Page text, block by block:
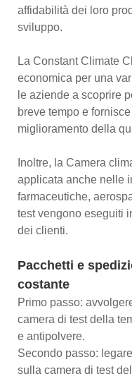
affidabilità dei loro
sviluppo.
La Constant Climate
economica per una
le aziende a scoprire
breve tempo e
miglioramento della
Inoltre, la Camera
applicata anche nelle
farmaceutiche,
test vengono eseguiti
dei clienti.
Pacchetti e
costante
Primo passo:
camera di test della
e antipolvere.
Secondo passo:
sulla camera di test